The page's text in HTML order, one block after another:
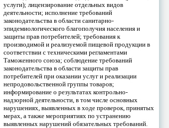
услуги); лицензирование отдельных видов
деятельности; исполнение требований
законодательства в области санитарно-
эпидемиологического благополучия населения и
защиты прав потребителей; требования к
производимой и реализуемой пищевой продукции в
соответствии с техническими регламентами
Таможенного союза; соблюдение требований
законодательства в области защиты прав
потребителей при оказании услуг и реализации
непродовольственной группы товаров;
информирование о результатах контрольно-
надзорной деятельности, в том числе основных
нарушениях, выявленных в ходе проверок, принятых
мерах, а также мероприятиях по устранению
выявленных нарушений обязательных требований.